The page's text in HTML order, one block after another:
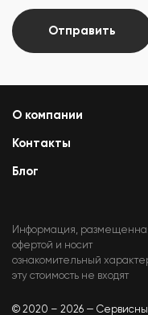
Отправить
О компании
Контакты
Блог
Информация,
офертой и носит
ознакомительный
эту стоимость не входят
© 2020 – 2026 —